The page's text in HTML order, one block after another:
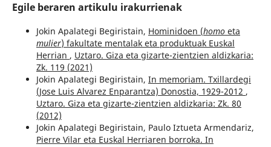
Egile beraren artikulu irakurrienak
Jokin Apalategi Begiristain, Hominidoen (homoeta
mulier) fakultate mentalak eta produktuak Euskal
Herrian , Uztaro. Giza eta gizarte-zientzien aldizkaria:
Zk. 119 (2021)
Jokin Apalategi Begiristain, In memoriam. Txillardegi
(Jose Luis Alvarez Enparantza) Donostia, 1929-2012 ,
Uztaro. Giza eta gizarte-zientzien aldizkaria: Zk. 80
(2012)
Jokin Apalategi Begiristain, Paulo Iztueta Armendariz,
Pierre Vilar eta Euskal Herriaren borroka. In